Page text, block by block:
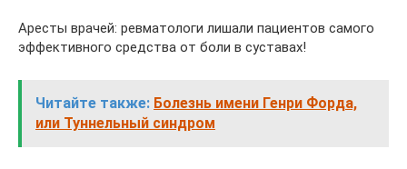
Аресты врачей: ревматологи лишали пациентов самого
эффективного средства от боли в суставах!
Читайте также: Болезнь имени Генри Форда,
или Туннельный синдром